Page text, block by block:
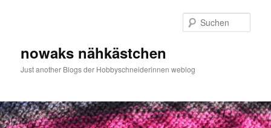
nowaks nähkästchen
Just another Blogs der Hobbyschneiderinnen weblog